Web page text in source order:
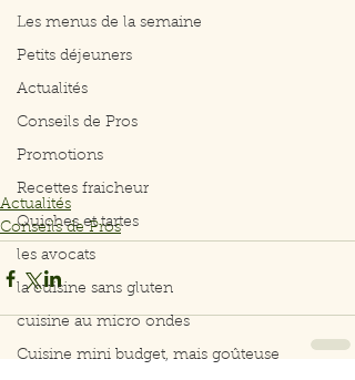
Les menus de la semaine
Petits déjeuners
Actualités
Conseils de Pros
Promotions
Recettes fraicheur
Quiches et tartes
les avocats
la cuisine sans gluten
cuisine au micro ondes
Cuisine mini budget, mais goûteuse
Actualités
Conseils de Pros